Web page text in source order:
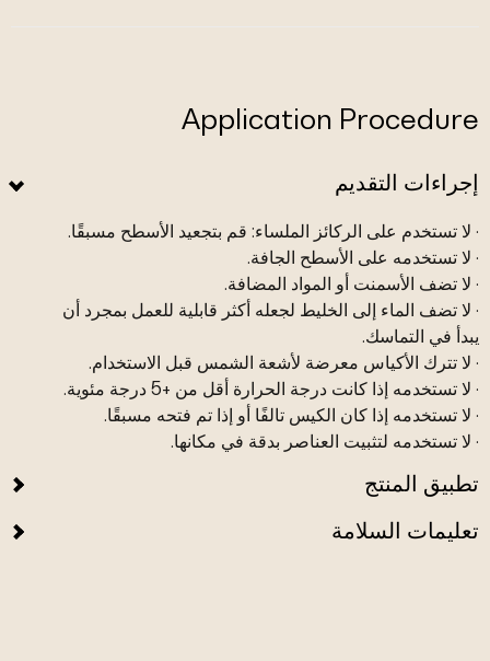
Application Procedure
إجراءات التقديم
· لا تستخدم على الركائز الملساء: قم بتجعيد الأسطح مسبقًا.
· لا تستخدمه على الأسطح الجافة.
· لا تضف الأسمنت أو المواد المضافة.
· لا تضف الماء إلى الخليط لجعله أكثر قابلية للعمل بمجرد أن
يبدأ في التماسك.
· لا تترك الأكياس معرضة لأشعة الشمس قبل الاستخدام.
· لا تستخدمه إذا كانت درجة الحرارة أقل من +5 درجة مئوية.
· لا تستخدمه إذا كان الكيس تالفًا أو إذا تم فتحه مسبقًا.
· لا تستخدمه لتثبيت العناصر بدقة في مكانها.
تطبيق المنتج
تعليمات السلامة